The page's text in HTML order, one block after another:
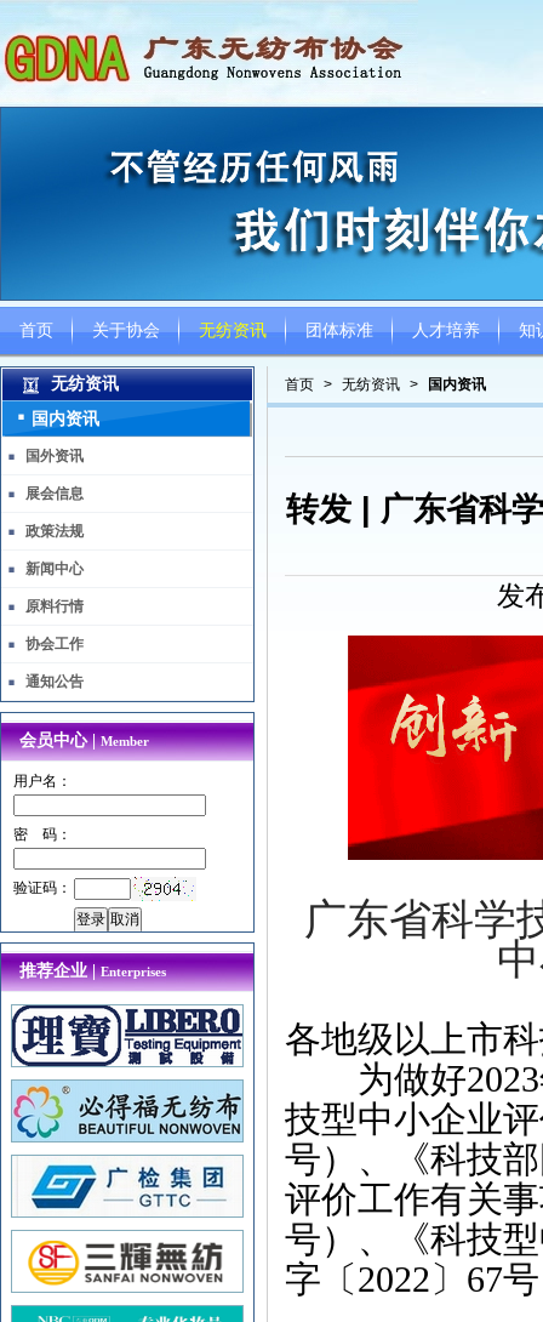
首页 关于协会 无纺资讯 团体标准 人才培养 知
首页 > 无纺资讯 > 国内资讯
转发 | 广东省科
发
广东省科学
各地级以上市
为做好2023
技型中小企业
号）、《科技
评价工作有关
号）、《科技
字〔2022〕67
无纺资讯
国内资讯
国外资讯
展会信息
政策法规
新闻中心
原料行情
协会工作
通知公告
会员中心 |Member
用户名：
密 码：
验证码：
推荐企业 |Enterprises